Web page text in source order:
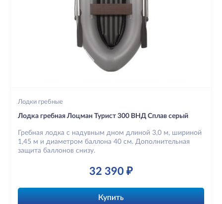
Лодки гребные
Лодка гребная Лоцман Турист 300 ВНД Сплав серый
Гребная лодка с надувным дном длиной 3,0 м, шириной
1,45 м и диаметром баллона 40 см. Дополнительная
защита баллонов снизу.
32 390 ₽
Купить